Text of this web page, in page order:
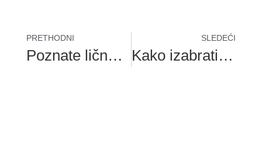
PRETHODNI
Poznate ličnosti koje ne kriju svoje čukljeve
SLEDEĆI
Kako izabrati pravu obuću?